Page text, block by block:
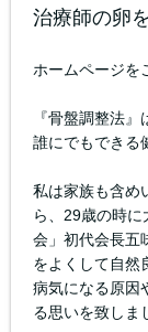
治療師の卵
ホームページを
『骨盤調整法
誰にでもできる
私は家族も含め
ら、29歳の時
会」初代会長五
をよくして自然
病気になる原因
る思いを致しま